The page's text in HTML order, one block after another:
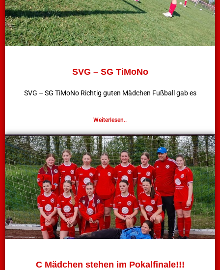
SVG – SG TiMoNo
SVG – SG TiMoNo Richtig guten Mädchen Fußball gab es
Weiterlesen..
C Mädchen stehen im Pokalfinale!!!